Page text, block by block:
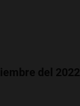
del 2022